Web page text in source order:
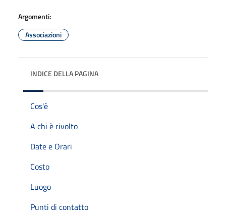
Argomenti:
Associazioni
INDICE DELLA PAGINA
Cos'è
A chi è rivolto
Date e Orari
Costo
Luogo
Punti di contatto